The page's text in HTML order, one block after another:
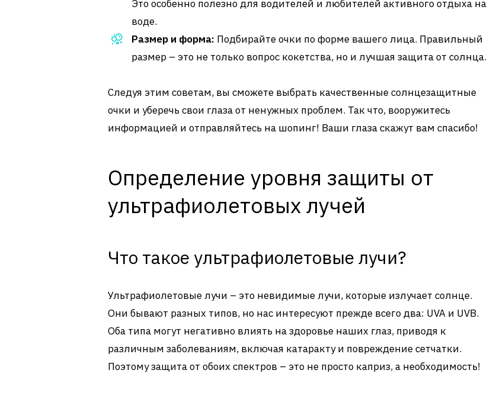
Это особенно полезно для водителей и любителей активного отдыха на
воде.
Размер и форма: Подбирайте очки по форме вашего лица. Правильный
размер – это не только вопрос кокетства, но и лучшая защита от солнца.
Следуя этим советам, вы сможете выбрать качественные солнцезащитные
очки и уберечь свои глаза от ненужных проблем. Так что, вооружитесь
информацией и отправляйтесь на шопинг! Ваши глаза скажут вам спасибо!
Определение уровня защиты от
ультрафиолетовых лучей
Что такое ультрафиолетовые лучи?
Ультрафиолетовые лучи – это невидимые лучи, которые излучает солнце.
Они бывают разных типов, но нас интересуют прежде всего два: UVA и UVB.
Оба типа могут негативно влиять на здоровье наших глаз, приводя к
различным заболеваниям, включая катаракту и повреждение сетчатки.
Поэтому защита от обоих спектров – это не просто каприз, а необходимость!